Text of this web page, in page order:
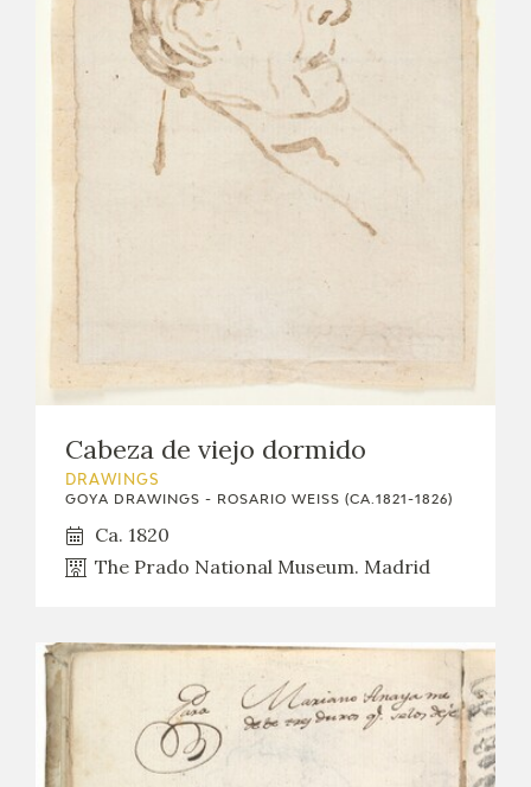
Cabeza de viejo dormido
DRAWINGS
GOYA DRAWINGS - ROSARIO WEISS (CA.1821-1826)
Ca. 1820
The Prado National Museum. Madrid